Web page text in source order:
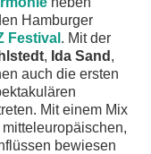
Hamburger
Festival . Mit der
, Ida Sand ,
auch die ersten
Mit einem Mix
bewiesen